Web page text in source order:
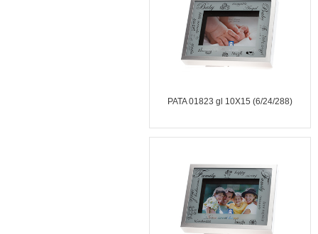
PATA 01823 gl 10X15 (6/24/288)